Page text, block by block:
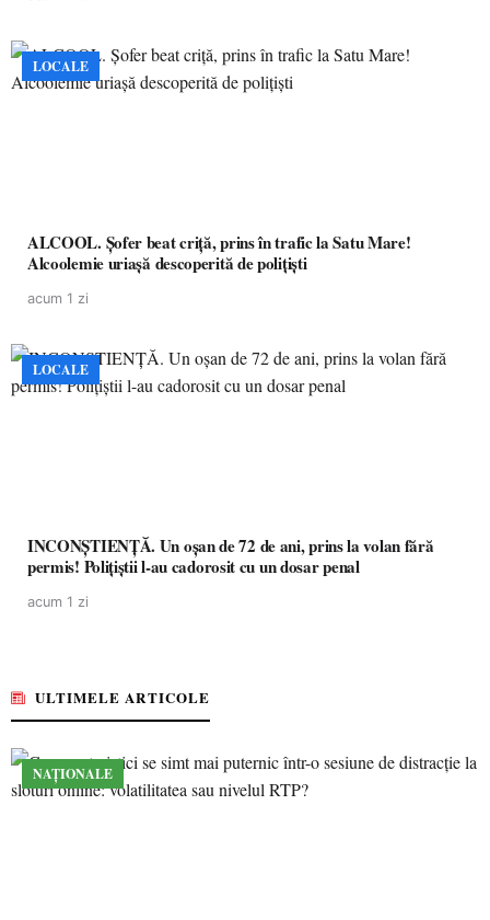
LOCALE
ALCOOL. Șofer beat criță, prins în trafic la Satu Mare!
Alcoolemie uriașă descoperită de polițiști
acum 1 zi
LOCALE
INCONȘTIENȚĂ. Un oșan de 72 de ani, prins la volan fără
permis! Polițiștii l-au cadorosit cu un dosar penal
acum 1 zi
ULTIMELE ARTICOLE
NAȚIONALE